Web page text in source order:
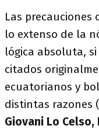
Las
lo extenso de la
lógica absoluta,
citados
ecuatorianos y
distintas razones
Giovani Lo Celso,